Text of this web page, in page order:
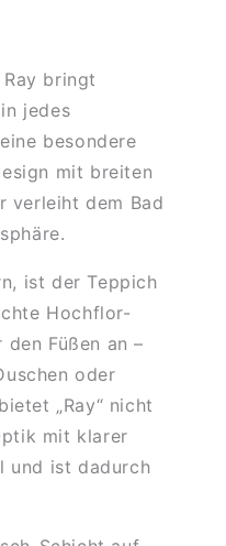
bringt
jedes
besondere
mit breiten
verleiht dem Bad
ist der Teppich
Hochflor-
Füßen an –
oder
„Ray“ nicht
mit klarer
und ist dadurch